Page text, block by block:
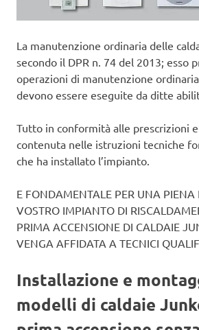
La manutenzione ordinaria delle
secondo il DPR n. 74 del 2013; esso
operazioni di manutenzione
devono essere eseguite da ditte
Tutto in conformità alle prescrizioni
contenuta nelle istruzioni tecniche
che ha installato l’impianto.
E FONDAMENTALE PER UNA PIENA
VOSTRO IMPIANTO DI
PRIMA ACCENSIONE DI CALDAIE
VENGA AFFIDATA A TECNICI
Installazione e
modelli di caldaie